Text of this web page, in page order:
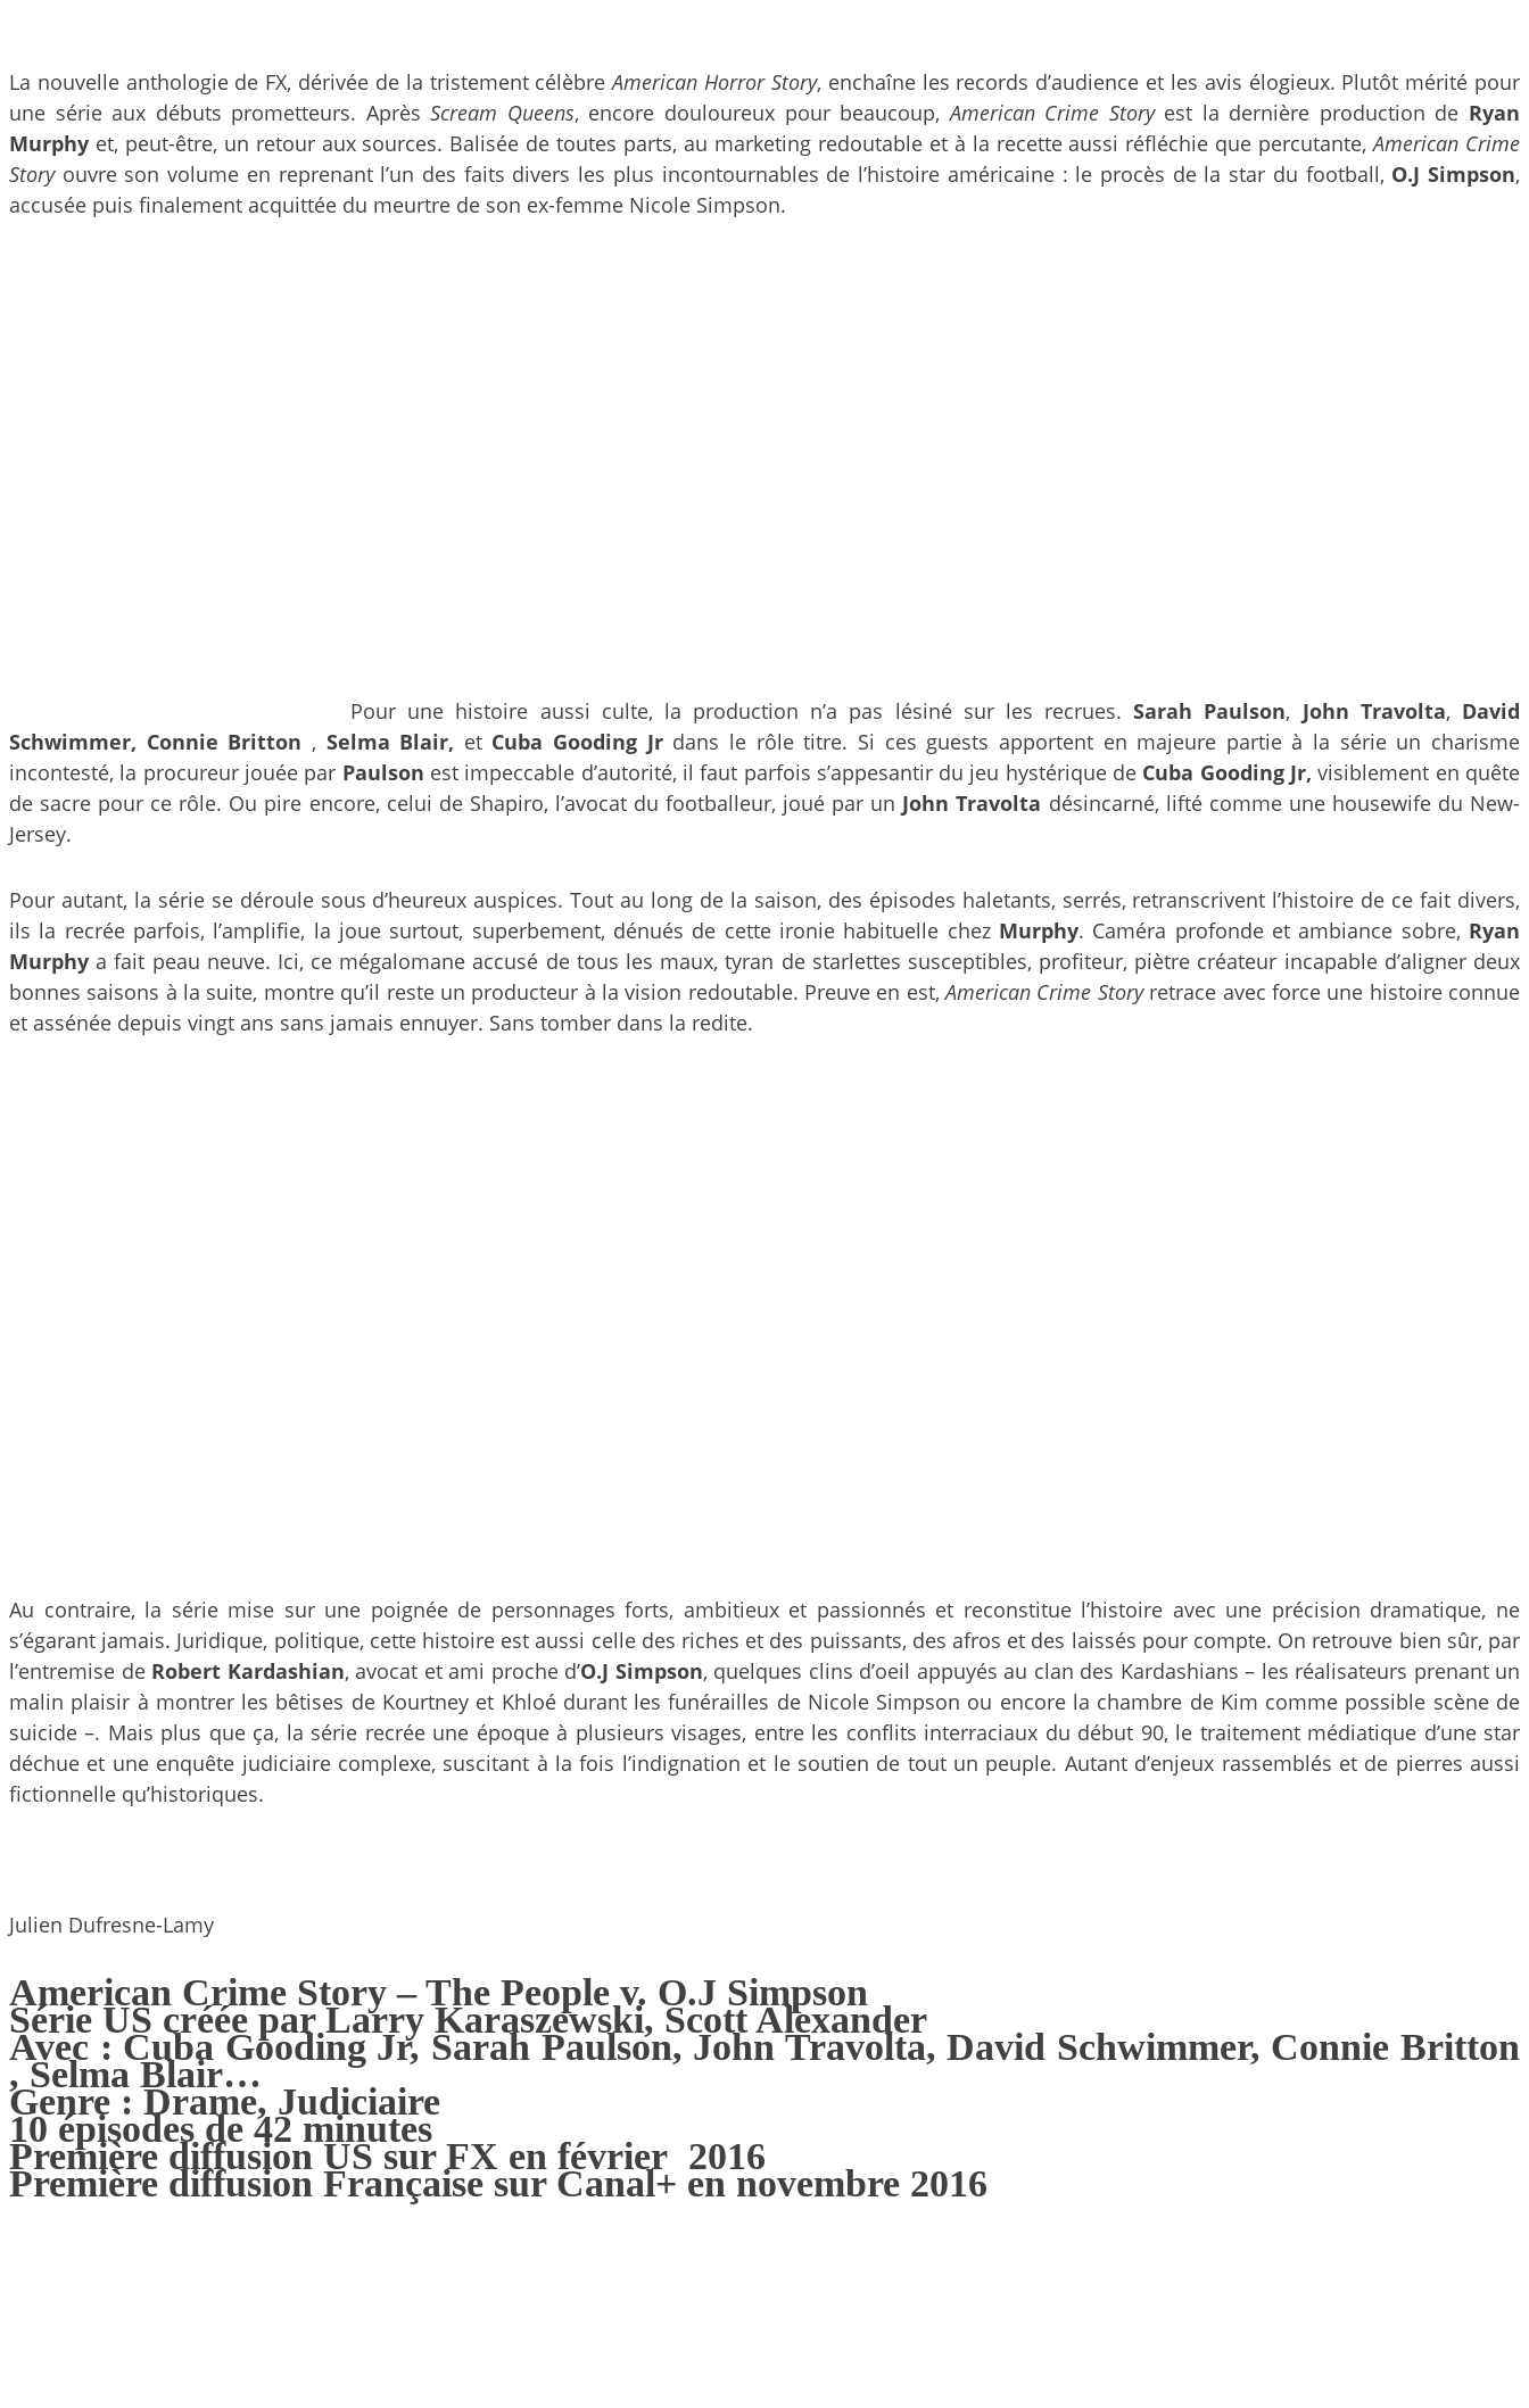
La nouvelle anthologie de FX, dérivée de la tristement célèbreAmerican Horror Story, enchaîne les records d’audience et les avis élogieux. Plutôt mérité pour
une série aux débuts prometteurs. AprèsScream Queens, encore douloureux pour beaucoup,American Crime Storyest la dernière production de Ryan
Murphy et, peut-être, un retour aux sources. Balisée de toutes parts, au marketing redoutable et à la recette aussi réfléchie que percutante,American Crime
Storyouvre son volume en reprenant l’un des faits divers les plus incontournables de l’histoire américaine : le procès de la star du football, O.J Simpson,
accusée puis finalement acquittée du meurtre de son ex-femme Nicole Simpson.
Pour une histoire aussi culte, la production n’a pas lésiné sur les recrues.Sarah Paulson, John Travolta, David
Schwimmer, Connie Britton , Selma Blair, etCuba Gooding Jrdans le rôle titre. Si ces guests apportent en majeure partie à la série un charisme
incontesté, la procureur jouée par Paulson est impeccable d’autorité, il faut parfois s’appesantir du jeu hystérique de Cuba Gooding Jr, visiblement en quête
de sacre pour ce rôle. Ou pire encore, celui de Shapiro, l’avocat du footballeur, joué par un John Travolta désincarné, lifté comme une housewife du New-
Jersey.
Pour autant, la série se déroule sous d’heureux auspices. Tout au long de la saison, des épisodes haletants, serrés, retranscrivent l’histoire de ce fait divers,
ils la recrée parfois, l’amplifie, la joue surtout, superbement, dénués de cette ironie habituelle chez Murphy. Caméra profonde et ambiance sobre, Ryan
Murphy a fait peau neuve. Ici, ce mégalomane accusé de tous les maux, tyran de starlettes susceptibles, profiteur, piètre créateur incapable d’aligner deux
bonnes saisons à la suite, montre qu’il reste un producteur à la vision redoutable. Preuve en est,American Crime Storyretrace avec force une histoire connue
et assénée depuis vingt ans sans jamais ennuyer. Sans tomber dans la redite.
Au contraire, la série mise sur une poignée de personnages forts, ambitieux et passionnés et reconstitue l’histoire avec une précision dramatique, ne
s’égarant jamais. Juridique, politique, cette histoire est aussi celle des riches et des puissants, des afros et des laissés pour compte. On retrouve bien sûr, par
l’entremise de Robert Kardashian, avocat et ami proche d’O.J Simpson, quelques clins d’oeil appuyés au clan des Kardashians – les réalisateurs prenant un
malin plaisir à montrer les bêtises de Kourtney et Khloé durant les funérailles de Nicole Simpson ou encore la chambre de Kim comme possible scène de
suicide –. Mais plus que ça, la série recrée une époque à plusieurs visages, entre les conflits interraciaux du début 90, le traitement médiatique d’une star
déchue et une enquête judiciaire complexe, suscitant à la fois l’indignation et le soutien de tout un peuple. Autant d’enjeux rassemblés et de pierres aussi
fictionnelle qu’historiques.
Julien Dufresne-Lamy
American Crime Story – The People v. O.J Simpson
Série US créée par Larry Karaszewski, Scott Alexander
Avec :Cuba Gooding Jr, Sarah Paulson,John Travolta, David Schwimmer, Connie Britton
,Selma Blair…
Genre : Drame, Judiciaire
10 épisodes de 42 minutes
Première diffusion US sur FX en février 2016
Première diffusion Française sur Canal+ en novembre 2016